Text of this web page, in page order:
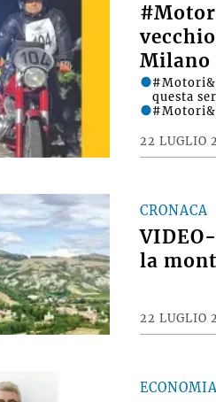
Milano
22 LUGLIO
questa
CRONACA
la
22 LUGLIO